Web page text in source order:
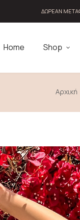
ΔΩΡΕΑΝ
Home Shop
Αρχική